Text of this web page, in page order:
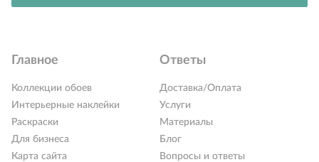
Главное
Коллекции обоев
Интерьерные наклейки
Раскраски
Для бизнеса
Карта сайта
Ответы
Доставка/Оплата
Услуги
Материалы
Блог
Вопросы и ответы